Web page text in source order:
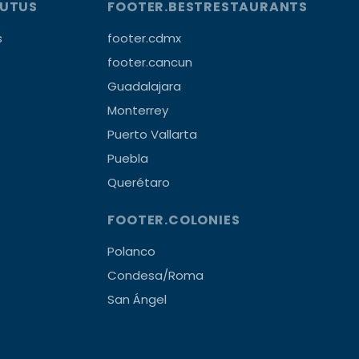
FOOTER.BESTRESTAURANTS
footer.cdmx
footer.cancun
Guadalajara
Monterrey
Puerto Vallarta
Puebla
Querétaro
FOOTER.COLONIES
Polanco
Condesa/Roma
San Ángel